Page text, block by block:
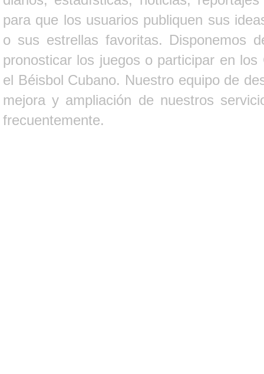
para que los usuarios publiquen sus
o sus estrellas favoritas. Disponemos
pronosticar los juegos o participar en
el Béisbol Cubano. Nuestro equipo de
mejora y ampliación de nuestros
frecuentemente.